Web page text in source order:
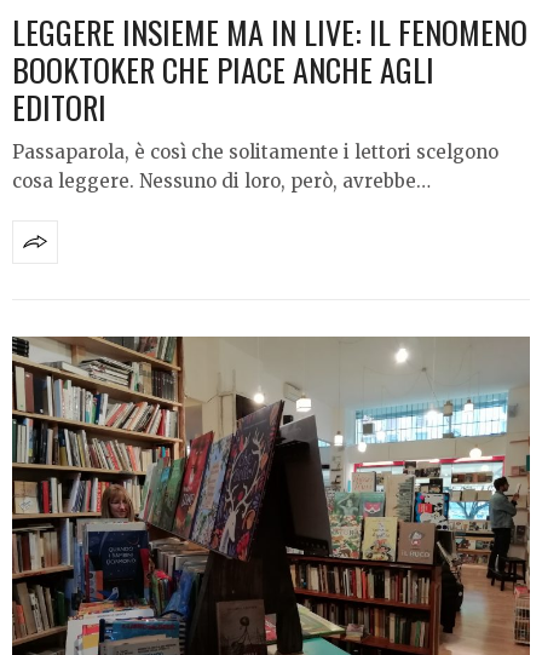
LEGGERE INSIEME MA IN LIVE: IL FENOMENO
BOOKTOKER CHE PIACE ANCHE AGLI
EDITORI
Passaparola, è così che solitamente i lettori scelgono
cosa leggere. Nessuno di loro, però, avrebbe…